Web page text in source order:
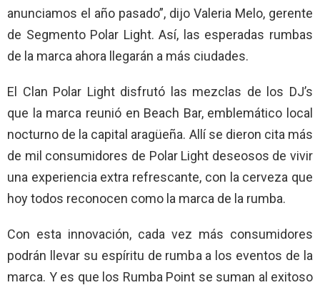
anunciamos el año pasado”, dijo Valeria Melo, gerente
de Segmento Polar Light. Así, las esperadas rumbas
de la marca ahora llegarán a más ciudades.
El Clan Polar Light disfrutó las mezclas de los DJ’s
que la marca reunió en Beach Bar, emblemático local
nocturno de la capital aragüeña. Allí se dieron cita más
de mil consumidores de Polar Light deseosos de vivir
una experiencia extra refrescante, con la cerveza que
hoy todos reconocen como la marca de la rumba.
Con esta innovación, cada vez más consumidores
podrán llevar su espíritu de rumba a los eventos de la
marca. Y es que los Rumba Point se suman al exitoso